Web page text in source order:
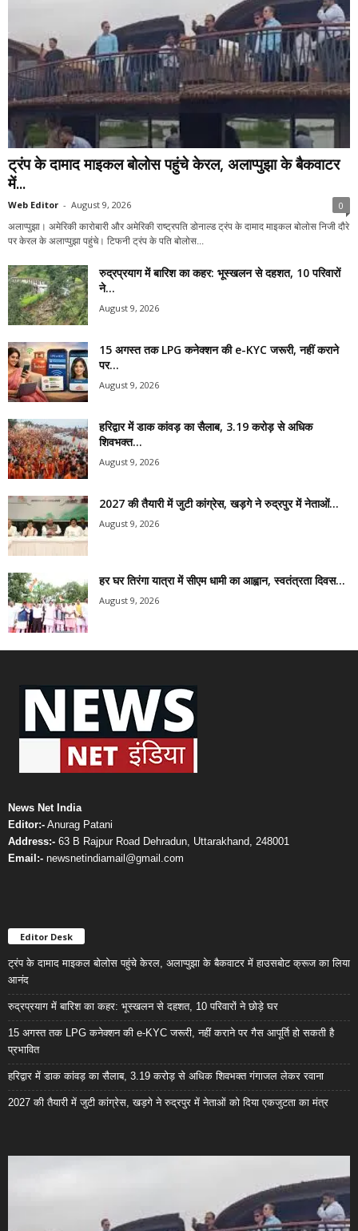
ट्रंप के दामाद माइकल बोलोस पहुंचे केरल, अलाप्पुझा के बैकवाटर
में...
Web Editor - August 9, 2026 0
अलाप्पुझा। अमेरिकी कारोबारी और अमेरिकी राष्ट्रपति डोनाल्ड ट्रंप के दामाद माइकल बोलोस निजी दौरे
पर केरल के अलाप्पुझा पहुंचे। टिफनी ट्रंप के पति बोलोस...
रुद्रप्रयाग में बारिश का कहर: भूस्खलन से दहशत, 10 परिवारों
ने...
August 9, 2026
15 अगस्त तक LPG कनेक्शन की e-KYC जरूरी, नहीं कराने
पर...
August 9, 2026
हरिद्वार में डाक कांवड़ का सैलाब, 3.19 करोड़ से अधिक
शिवभक्त...
August 9, 2026
2027 की तैयारी में जुटी कांग्रेस, खड़गे ने रुद्रपुर में नेताओं...
August 9, 2026
हर घर तिरंगा यात्रा में सीएम धामी का आह्वान, स्वतंत्रता दिवस...
August 9, 2026
News Net India
Editor:- Anurag Patani
Address:- 63 B Rajpur Road Dehradun, Uttarakhand, 248001
Email:- newsnetindiamail@gmail.com
Editor Desk
ट्रंप के दामाद माइकल बोलोस पहुंचे केरल, अलाप्पुझा के बैकवाटर में हाउसबोट क्रूज का लिया
आनंद
रुद्रप्रयाग में बारिश का कहर: भूस्खलन से दहशत, 10 परिवारों ने छोड़े घर
15 अगस्त तक LPG कनेक्शन की e-KYC जरूरी, नहीं कराने पर गैस आपूर्ति हो सकती है
प्रभावित
हरिद्वार में डाक कांवड़ का सैलाब, 3.19 करोड़ से अधिक शिवभक्त गंगाजल लेकर रवाना
2027 की तैयारी में जुटी कांग्रेस, खड़गे ने रुद्रपुर में नेताओं को दिया एकजुटता का मंत्र